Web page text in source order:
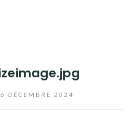
6 DÉCEMBRE 2024